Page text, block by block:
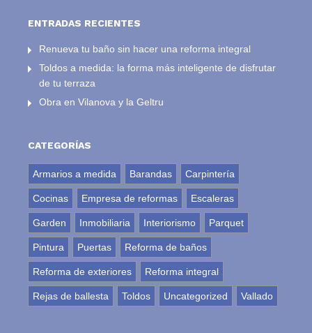
ENTRADAS RECIENTES
Renueva tu baño sin hacer una reforma integral
Toldos a medida: la forma más inteligente de disfrutar
de tu terraza
Obra en Vilanova y la Geltru
CATEGORÍAS
Armarios a medida Barandas Carpintería
Cocinas Empresa de reformas Escaleras
Garden Inmobiliaria Interiorismo Parquet
Pintura Puertas Reforma de baños
Reforma de exteriores Reforma integral
Rejas de ballesta Toldos Uncategorized Vallado